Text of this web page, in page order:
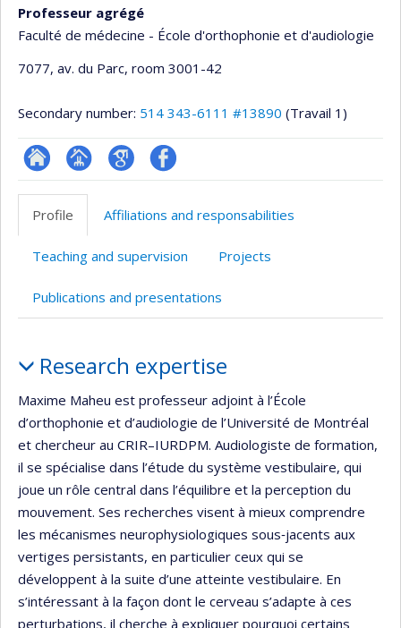
Professeur agrégé
Faculté de médecine - École d'orthophonie et d'audiologie
7077, av. du Parc, room 3001-42
Secondary number: 514 343-6111 #13890 (Travail 1)
ResearchGate
Page
professionnelle
(faculté,département,école)
Google
Scholar
Profil
Profile Affiliations and responsabilities
Teaching and supervision Projects
Publications and presentations
Research expertise
Maxime Maheu est professeur adjoint à l’École
d’orthophonie et d’audiologie de l’Université de Montréal
et chercheur au CRIR–IURDPM. Audiologiste de formation,
il se spécialise dans l’étude du système vestibulaire, qui
joue un rôle central dans l’équilibre et la perception du
mouvement. Ses recherches visent à mieux comprendre
les mécanismes neurophysiologiques sous‑jacents aux
vertiges persistants, en particulier ceux qui se
développent à la suite d’une atteinte vestibulaire. En
s’intéressant à la façon dont le cerveau s’adapte à ces
perturbations, il cherche à expliquer pourquoi certains